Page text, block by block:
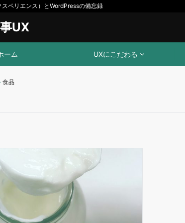
ペリエンス）とWordPressの備忘録
UX
ーム UXにこだわる
食品